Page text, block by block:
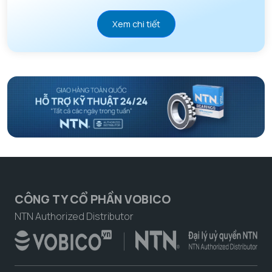
Xem chi tiết
CÔNG TY CỔ PHẦN VOBICO
NTN Authorized Distributor